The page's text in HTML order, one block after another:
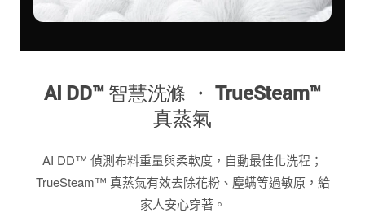
AI DD™ 智慧洗滌 ・ TrueSteam™
真蒸氣
AI DD™ 偵測布料重量與柔軟度，自動最佳化洗程；
TrueSteam™ 真蒸氣有效去除花粉、塵螨等過敏原，給
家人安心穿著。